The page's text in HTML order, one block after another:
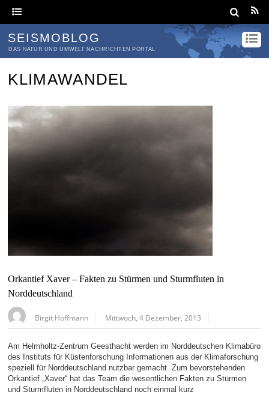
SEISMOBLOG
DAS NATUR UND UMWELT NACHRICHTEN PORTAL
KLIMAWANDEL
Orkantief Xaver – Fakten zu Stürmen und Sturmfluten in
Norddeutschland
Birgit Hoffmann Mittwoch, 4 Dezember, 2013
Am Helmholtz-Zentrum Geesthacht werden im Norddeutschen Klimabüro
des Instituts für Küstenforschung Informationen aus der Klimaforschung
speziell für Norddeutschland nutzbar gemacht. Zum bevorstehenden
Orkantief „Xaver“ hat das Team die wesentlichen Fakten zu Stürmen
und Sturmfluten in Norddeutschland noch einmal kurz